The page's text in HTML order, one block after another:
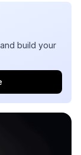
build your